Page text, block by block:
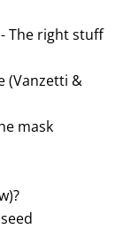
The right stuff
(Vanzetti &
mask